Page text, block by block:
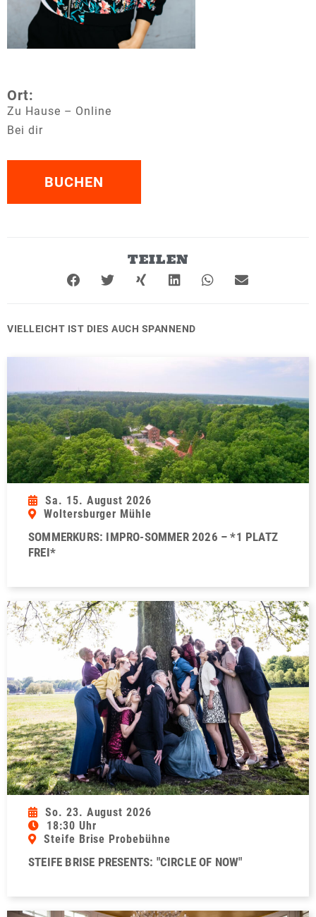
Ort:
Zu Hause – Online
Bei dir
BUCHEN
TEILEN
VIELLEICHT IST DIES AUCH SPANNEND
Sa. 15. August 2026
Woltersburger Mühle
SOMMERKURS: IMPRO-SOMMER 2026 – *1 PLATZ
FREI*
So. 23. August 2026
18:30 Uhr
Steife Brise Probebühne
STEIFE BRISE PRESENTS: "CIRCLE OF NOW"